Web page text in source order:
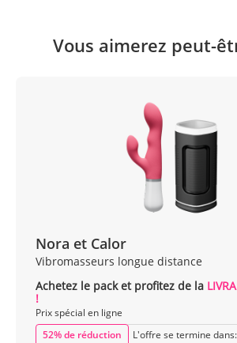
Vous aimerez peut-
Nora et Calor
Vibromasseurs longue distance
Achetez le pack et profitez de la
!
Prix spécial en ligne
52% de réduction
L'offre se termine dans: